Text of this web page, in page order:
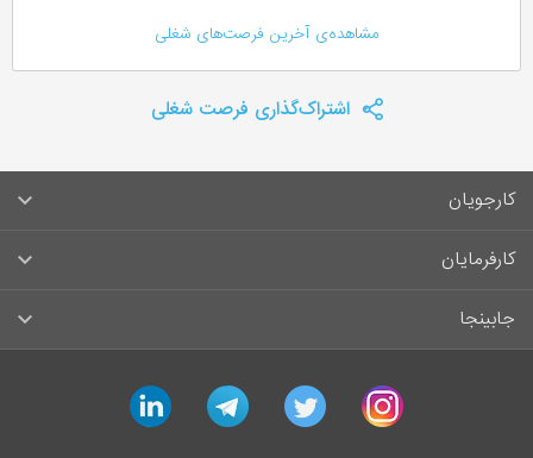
مشاهده‌ی آخرین فرصت‌های شغلی
اشتراک‌گذاری فرصت شغلی
کارجویان
سوالات متداول کارجویان
لیست مشاغل
آگهی‌های استخدام
کارفرمایان
راهنمای ثبت آگهی استخدام
قوانین و مقررات کارفرمایان
جابینجا
جابینجا در رسانه‌ها
instagram
twitter
telegram
linkedin